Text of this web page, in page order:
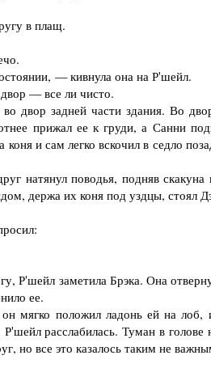
в плащ.
— кивнула она на Р'шейл.
— все ли чисто.
двор задней части здания. Во
прижал ее к груди, а Санни
и сам легко вскочил в седло
натянул поводья, подняв
держа их коня под уздцы, стоял
заметила Брэка. Она
ее.
мягко положил ладонь ей на лоб,
расслабилась. Туман в голове
но все это казалось таким не